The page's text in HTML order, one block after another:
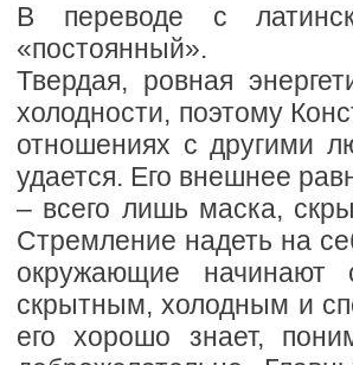
В переводе с
«постоянный».
Твердая, ровная
холодности, поэтому
отношениях с другими
удается. Его внешнее
– всего лишь маска,
Стремление надеть на
окружающие начинают
скрытным, холодным и
его хорошо знает,